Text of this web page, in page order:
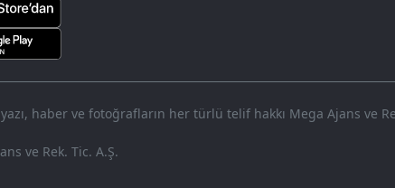
haber ve fotoğrafların her türlü telif hakkı Mega Ajans ve
ve Rek. Tic. A.Ş.